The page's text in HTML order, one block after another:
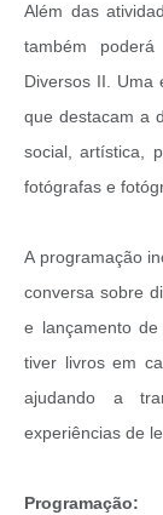
Além das
também
Diversos II. Uma
que destacam a
social, artística,
fotógrafas e
A programação
conversa sobre
e lançamento
tiver livros em
ajudando a
experiências de
Programação: